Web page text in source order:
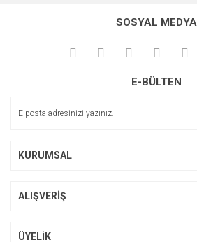
SOSYAL MEDYA
E-BÜLTEN
KURUMSAL
ALIŞVERİŞ
ÜYELİK